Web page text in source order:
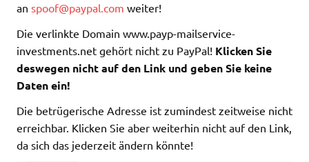
an spoof@paypal.com weiter!
Die verlinkte Domain www.payp-mailservice-
investments.net gehört nicht zu PayPal! Klicken Sie
deswegen nicht auf den Link und geben Sie keine
Daten ein!
Die betrügerische Adresse ist zumindest zeitweise nicht
erreichbar. Klicken Sie aber weiterhin nicht auf den Link,
da sich das jederzeit ändern könnte!